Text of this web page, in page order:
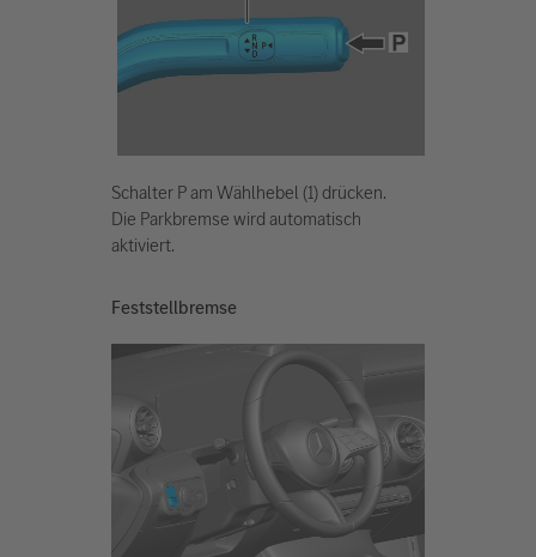
Schalter P am Wählhebel (1) drücken.
Die Parkbremse wird automatisch
aktiviert.
Feststellbremse